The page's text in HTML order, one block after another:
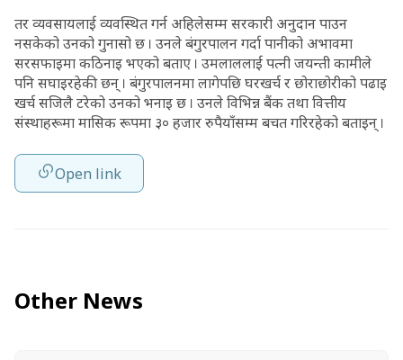
तर व्यवसायलाई व्यवस्थित गर्न अहिलेसम्म सरकारी अनुदान पाउन
नसकेको उनको गुनासो छ । उनले बंगुरपालन गर्दा पानीको अभावमा
सरसफाइमा कठिनाइ भएको बताए । उमलाललाई पत्नी जयन्ती कामीले
पनि सघाइरहेकी छन् । बंगुरपालनमा लागेपछि घरखर्च र छोराछोरीको पढाइ
खर्च सजिलै टरेको उनको भनाइ छ । उनले विभिन्न बैंक तथा वित्तीय
संस्थाहरूमा मासिक रूपमा ३० हजार रुपैयाँसम्म बचत गरिरहेको बताइन् ।
Open link
Other News